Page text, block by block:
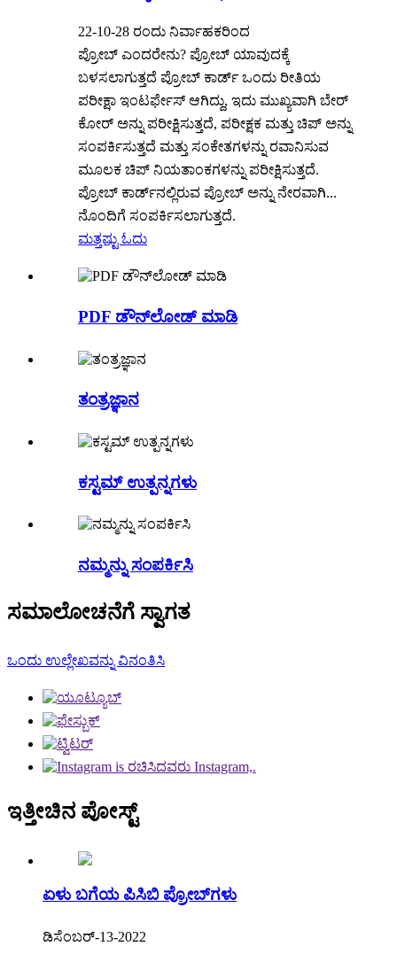
22-10-28 ರಂದು ನಿರ್ವಾಹಕರಿಂದ
ಪ್ರೋಬ್ ಎಂದರೇನು? ಪ್ರೋಬ್ ಯಾವುದಕ್ಕೆ
ಬಳಸಲಾಗುತ್ತದೆ ಪ್ರೋಬ್ ಕಾರ್ಡ್ ಒಂದು ರೀತಿಯ
ಪರೀಕ್ಷಾ ಇಂಟರ್ಫೇಸ್ ಆಗಿದ್ದು, ಇದು ಮುಖ್ಯವಾಗಿ ಬೇರ್
ಕೋರ್ ಅನ್ನು ಪರೀಕ್ಷಿಸುತ್ತದೆ, ಪರೀಕ್ಷಕ ಮತ್ತು ಚಿಪ್ ಅನ್ನು
ಸಂಪರ್ಕಿಸುತ್ತದೆ ಮತ್ತು ಸಂಕೇತಗಳನ್ನು ರವಾನಿಸುವ
ಮೂಲಕ ಚಿಪ್ ನಿಯತಾಂಕಗಳನ್ನು ಪರೀಕ್ಷಿಸುತ್ತದೆ.
ಪ್ರೋಬ್ ಕಾರ್ಡ್‌ನಲ್ಲಿರುವ ಪ್ರೋಬ್ ಅನ್ನು ನೇರವಾಗಿ...
ನೊಂದಿಗೆ ಸಂಪರ್ಕಿಸಲಾಗುತ್ತದೆ.
ಮತ್ತಷ್ಟು ಓದು
PDF ಡೌನ್‌ಲೋಡ್ ಮಾಡಿ
ತಂತ್ರಜ್ಞಾನ
ಕಸ್ಟಮ್ ಉತ್ಪನ್ನಗಳು
ನಮ್ಮನ್ನು ಸಂಪರ್ಕಿಸಿ
ಸಮಾಲೋಚನೆಗೆ ಸ್ವಾಗತ
ಒಂದು ಉಲ್ಲೇಖವನ್ನು ವಿನಂತಿಸಿ
ಇತ್ತೀಚಿನ ಪೋಸ್ಟ್
ಏಳು ಬಗೆಯ ಪಿಸಿಬಿ ಪ್ರೋಬ್‌ಗಳು
ಡಿಸೆಂಬರ್-13-2022